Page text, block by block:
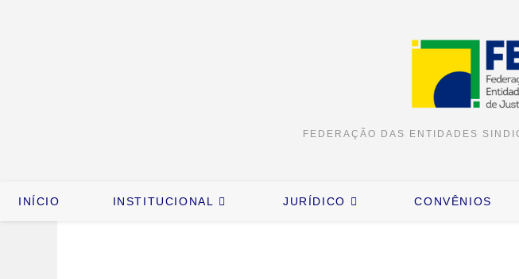
FEDERAÇÃO DAS ENTIDADES
INÍCIO INSTITUCIONAL JURÍDICO CONVÊNIOS